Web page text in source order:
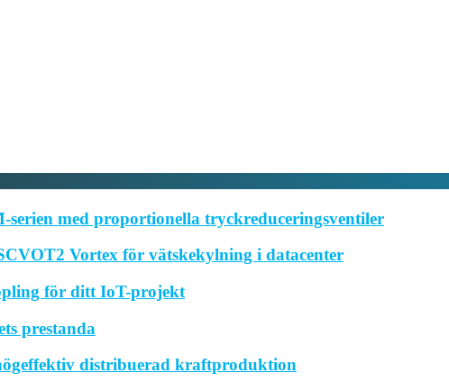
med proportionella tryckreduceringsventiler
Vortex för vätskekylning i datacenter
för ditt IoT-projekt
prestanda
distribuerad kraftproduktion